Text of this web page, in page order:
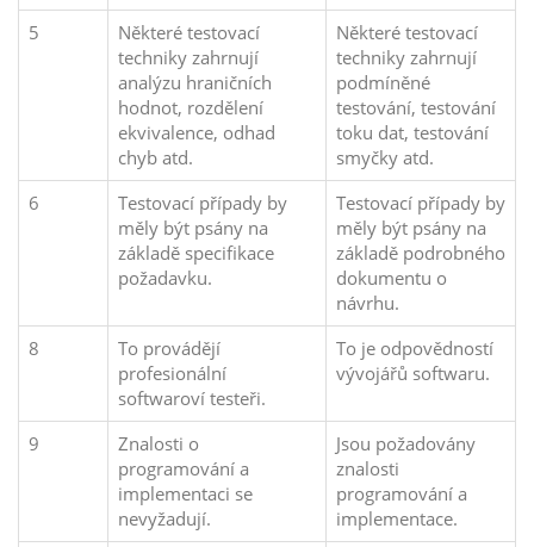
5
Některé testovací
techniky zahrnují
analýzu hraničních
hodnot, rozdělení
ekvivalence, odhad
chyb atd.
Některé testovací
techniky zahrnují
podmíněné
testování, testování
toku dat, testování
smyčky atd.
6
Testovací případy by
měly být psány na
základě specifikace
požadavku.
Testovací případy by
měly být psány na
základě podrobného
dokumentu o
návrhu.
8
To provádějí
profesionální
softwaroví testeři.
To je odpovědností
vývojářů softwaru.
9
Znalosti o
programování a
implementaci se
nevyžadují.
Jsou požadovány
znalosti
programování a
implementace.